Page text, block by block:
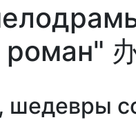
шедевры